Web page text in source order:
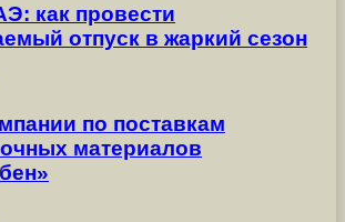
как провести
отпуск в жаркий сезон
по поставкам
материалов